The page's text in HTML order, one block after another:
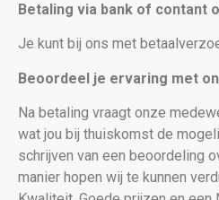
Betaling via bank of contant
Je kunt bij ons met
Beoordeel je ervaring met
Na betaling vraagt onze
wat jou bij thuiskomst de
schrijven van een beoordeling
manier hopen wij te kunnen